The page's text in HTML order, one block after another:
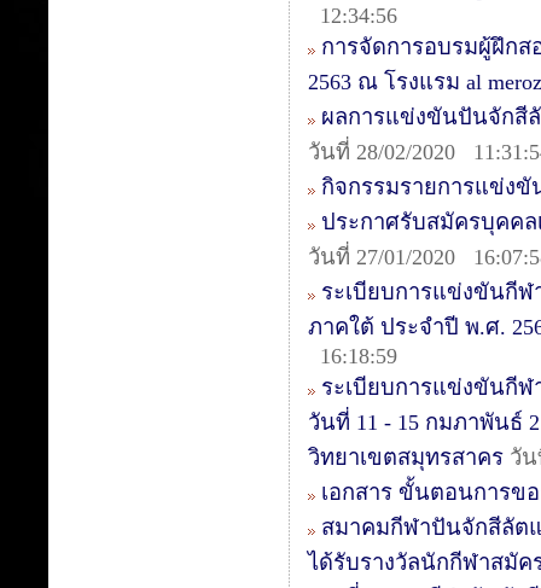
12:34:56
การจัดการอบรมผู้ฝึกส
2563 ณ โรงแรม al
ผลการแข่งขันปันจักสีลั
วันที่ 28/02/2020
กิจกรรมรายการแข่ง
ประกาศรับสมัครบุคคล
วันที่ 27/01/2020
ระเบียบการแข่งขันกี
ภาคใต้ ประจำปี พ.ศ.
16:18:59
ระเบียบการแข่งขันกีฬ
วันที่ 11 - 15 กมภาพันธ์
วิทยาเขตสมุทรสาคร วัน
เอกสาร ขั้นตอนการข
สมาคมกีฬาปันจักสีลัต
ได้รับรางวัลนักกีฬาสมัค